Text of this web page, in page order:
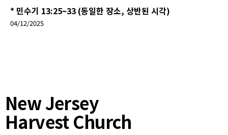
* 민수기 13:25~33 (동일한 장소, 상반된 시각)
04/12/2025
New Jersey
Harvest Church